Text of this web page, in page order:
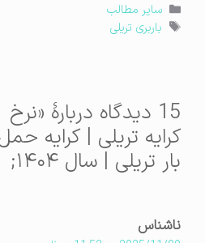
دسته‌ها
سایر مطالب
برچسب‌ها
باربری تریلی
15 دیدگاه دربارهٔ «نرخ
کرایه تریلی | کرایه حمل
بار تریلی | سال ۱۴۰۴;
ناشناس